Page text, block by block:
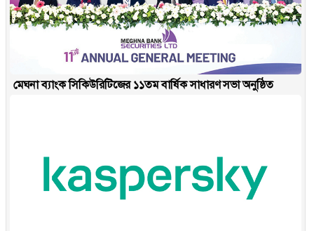
মেঘনা ব্যাংক সিকিউরিটিজের ১১তম বার্ষিক সাধারণ সভা অনুষ্ঠিত